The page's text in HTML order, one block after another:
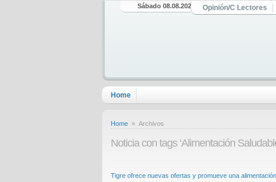
Sábado 08.08.2026 Opinión/C Lectores
Home
Home » Archivos
Noticia con tags ‘Alimentación
Tigre ofrece nuevas ofertas y promueve una